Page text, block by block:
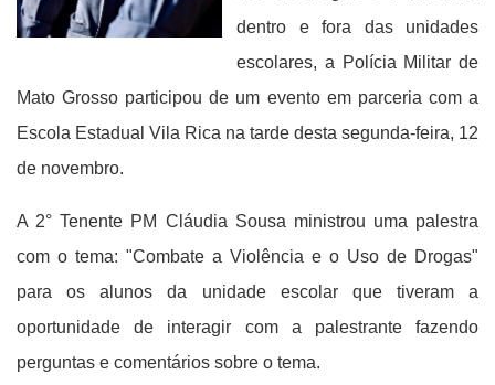
dentro e fora das unidades
escolares, a Polícia Militar de
Mato Grosso participou de um evento em parceria com a
Escola Estadual Vila Rica na tarde desta segunda-feira, 12
de novembro.
A 2° Tenente PM Cláudia Sousa ministrou uma palestra
com o tema: "Combate a Violência e o Uso de Drogas"
para os alunos da unidade escolar que tiveram a
oportunidade de interagir com a palestrante fazendo
perguntas e comentários sobre o tema.